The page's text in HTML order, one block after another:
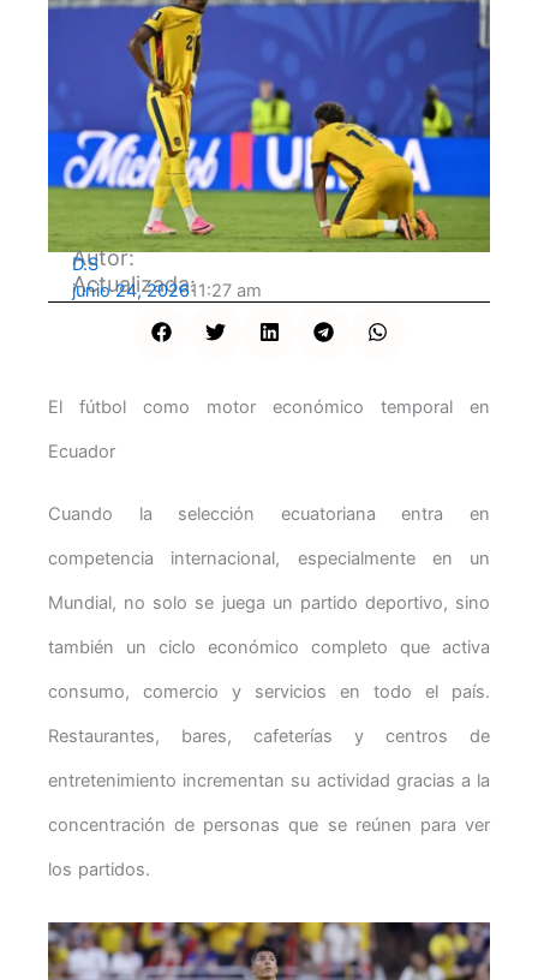
Autor:
D.S
Actualizada:
junio 24, 202611:27 am
El fútbol como motor económico temporal en
Ecuador
Cuando la selección ecuatoriana entra en
competencia internacional, especialmente en un
Mundial, no solo se juega un partido deportivo, sino
también un ciclo económico completo que activa
consumo, comercio y servicios en todo el país.
Restaurantes, bares, cafeterías y centros de
entretenimiento incrementan su actividad gracias a la
concentración de personas que se reúnen para ver
los partidos.